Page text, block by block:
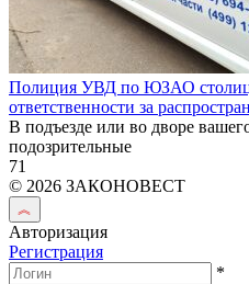
Полиция УВД по ЮЗАО
ответственности за
В подъезде или во дворе
подозрительные
71
© 2026 ЗАКОНОВЕСТ
Авторизация
Регистрация
*